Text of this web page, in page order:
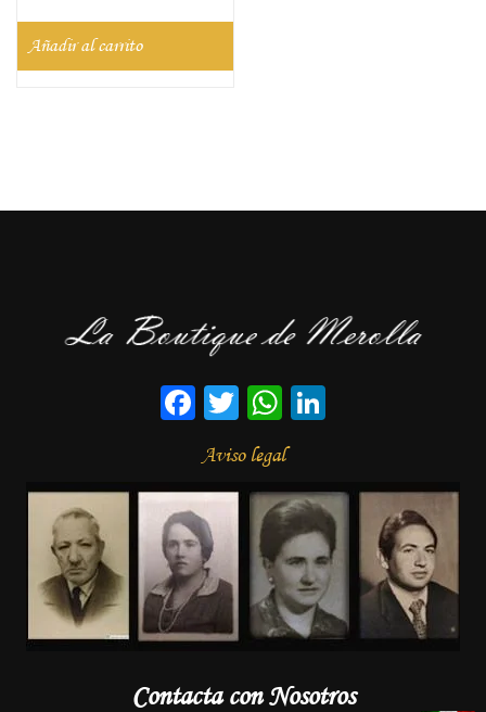
Añadir al carrito
Facebook
TwitterWhatsApp
Aviso legal
Contacta con Nosotros